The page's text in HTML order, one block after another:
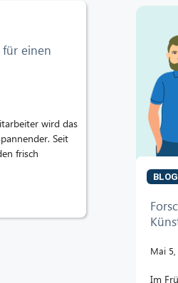
einen
wird das
Seit
frisch
Mai 5,
Im